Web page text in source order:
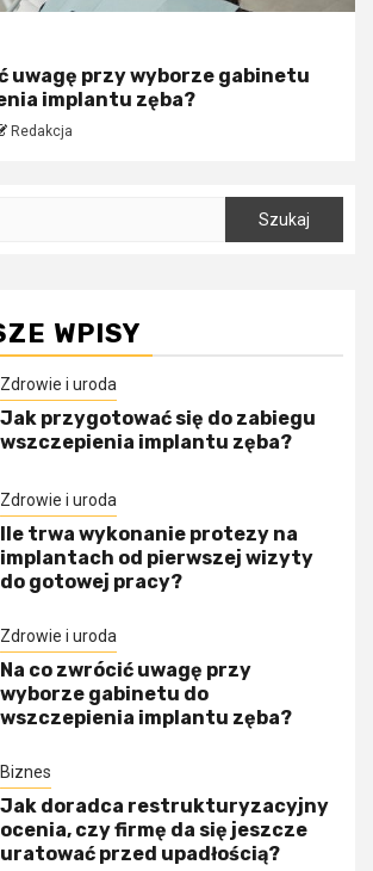
uwagę przy wyborze gabinetu
implantu zęba?
Redakcja
WPISY
Zdrowie i uroda
Jak przygotować się do zabiegu
wszczepienia implantu zęba?
Zdrowie i uroda
Ile trwa wykonanie protezy na
implantach od pierwszej wizyty
do gotowej pracy?
Zdrowie i uroda
Na co zwrócić uwagę przy
wyborze gabinetu do
wszczepienia implantu zęba?
Biznes
Jak doradca restrukturyzacyjny
ocenia, czy firmę da się jeszcze
uratować przed upadłością?